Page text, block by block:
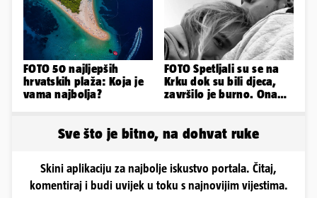
FOTO 50 najljepših
hrvatskih plaža: Koja je
vama najbolja?
FOTO Spetljali su se na
Krku dok su bili djeca,
završilo je burno. Ona
Sve što je bitno, na dohvat ruke
Skini aplikaciju za najbolje iskustvo portala. Čitaj,
komentiraj i budi uvijek u toku s najnovijim vijestima.